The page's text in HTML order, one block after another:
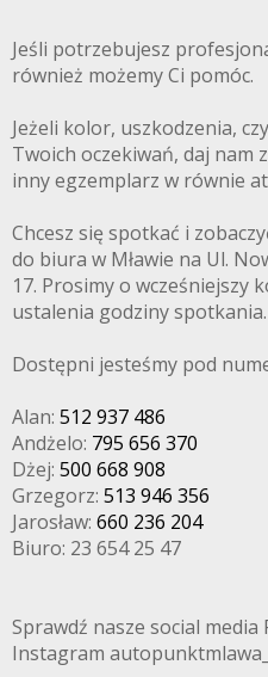
Jeśli potrzebujesz
również możemy Ci pomóc.
Jeżeli kolor, uszkodzenia,
Twoich oczekiwań, daj nam
inny egzemplarz w równie
Chcesz się spotkać i
do biura w Mławie na Ul.
17. Prosimy o wcześniejszy
ustalenia godziny spotkania.
Dostępni jesteśmy pod
Alan: 512 937 486
Andżelo: 795 656 370
Dżej: 500 668 908
Grzegorz: 513 946 356
Jarosław: 660 236 204
Biuro: 23 654 25 47
Sprawdź nasze social
Instagram